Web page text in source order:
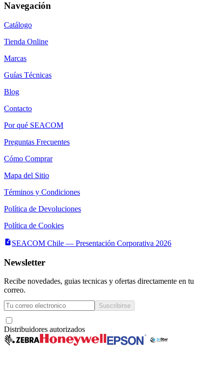
Navegación
Catálogo
Tienda Online
Marcas
Guías Técnicas
Blog
Contacto
Por qué SEACOM
Preguntas Frecuentes
Cómo Comprar
Mapa del Sitio
Términos y Condiciones
Política de Devoluciones
Política de Cookies
SEACOM Chile — Presentación Corporativa 2026
Newsletter
Recibe novedades, guias tecnicas y ofertas directamente en tu
correo.
Suscribirse
Distribuidores autorizados